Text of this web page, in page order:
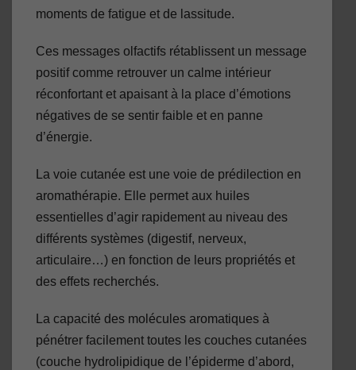
moments de fatigue et de lassitude.
Ces messages olfactifs rétablissent un message
positif comme retrouver un calme intérieur
réconfortant et apaisant à la place d’émotions
négatives de se sentir faible et en panne
d’énergie.
La voie cutanée est une voie de prédilection en
aromathérapie. Elle permet aux huiles
essentielles d’agir rapidement au niveau des
différents systèmes (digestif, nerveux,
articulaire…) en fonction de leurs propriétés et
des effets recherchés.
La capacité des molécules aromatiques à
pénétrer facilement toutes les couches cutanées
(couche hydrolipidique de l’épiderme d’abord,